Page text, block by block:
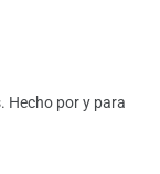
Hecho por y para